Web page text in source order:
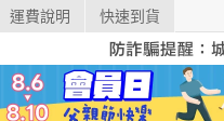
運費說明 快速到貨